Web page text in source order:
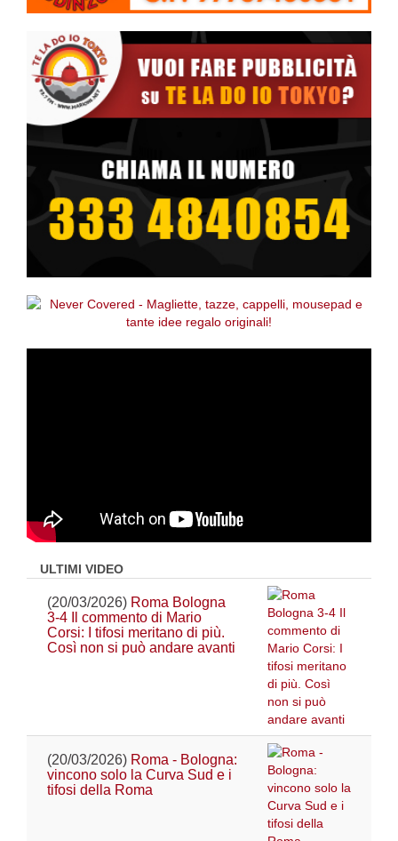
ULTIMI VIDEO
(20/03/2026) Roma Bologna
3-4 Il commento di Mario
Corsi: I tifosi meritano di più.
Così non si può andare avanti
(20/03/2026) Roma - Bologna:
vincono solo la Curva Sud e i
tifosi della Roma